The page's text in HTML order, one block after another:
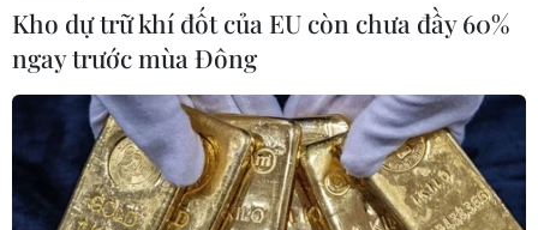
Hòa Bình: Xuất khẩu tinh bột nghệ và trà
chanh đào mật ong sang Anh
25/07/2023 07:39
Sản phẩm tinh bột nghệ của Công ty Trách nhiệm hữu
Kho dự trữ khí đốt của EU còn chưa đầy 60%
ngay trước mùa Đông